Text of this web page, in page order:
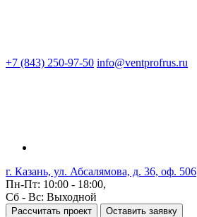
+7 (843) 250-97-50 info@ventprofrus.ru
г. Казань, ул. Абсалямова, д. 36, оф. 506
Пн-Пт: 10:00 - 18:00,
Сб - Вс: Выходной
Рассчитать проект Оставить заявку